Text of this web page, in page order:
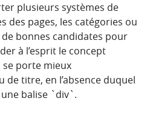
plusieurs systèmes de
des pages, les catégories ou
de bonnes candidates pour
à l’esprit le concept
porte mieux
de titre, en l’absence duquel
balise `div`.